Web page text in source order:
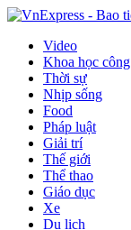
Video
Khoa học
Thời sự
Nhịp sống
Food
Pháp luật
Giải trí
Thế giới
Thể thao
Giáo dục
Xe
Du lịch